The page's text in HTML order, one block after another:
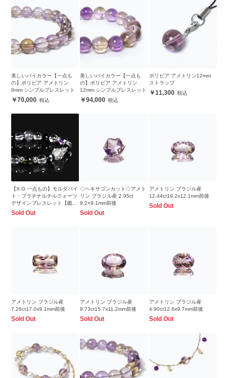
美しいバイカラー【一点も
の】ボリビア アメトリン
8mm シンプルブレスレット
70,000
美しいバイカラー【一点も
の】ボリビア アメトリン
12mm シンプルブレスレット
94,000
ボリビア アメトリン12mm
ストラップ
11,300
【X.G 一点もの】モルダバイ
ト・プラチナルチルクォーツ
デザインブレスレット【鑑別
書付き】
Sold Out
◇ヘキサゴンカット◇アメト
リン ブラジル産 2.95ct
9.2×9.1mm前後
Sold Out
アメトリン ブラジル産
12.44ct19.2x12.1mm前後
Sold Out
アメトリン ブラジル産
7.26ct17.0x9.1mm前後
Sold Out
アメトリン ブラジル産
8.73ct15.7x11.2mm前後
Sold Out
アメトリン ブラジル産
4.90ct12.6x9.7mm前後
Sold Out